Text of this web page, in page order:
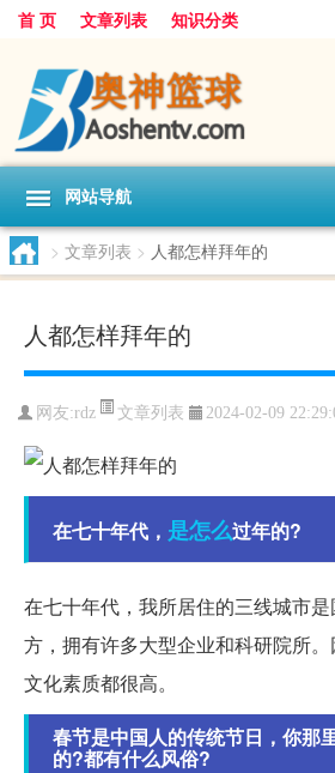
首 页 文章列表 知识分类
网站导航
> 文章列表 > 人都怎样拜年的
人都怎样拜年的
网友:rdz 文章列表 2024-02-09
在七十年代， 是怎么过年的?
在七十年代，我所居住的三线城市
方，拥有许多大型企业和科研院所
文化素质都很高。
春节是中国人的传统节日，你那
的?都有什么风俗?